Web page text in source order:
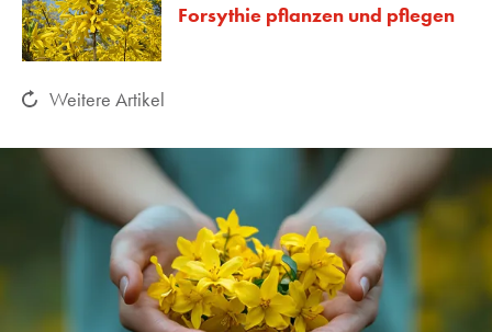
Forsythie pflanzen und pflegen
Weitere Artikel